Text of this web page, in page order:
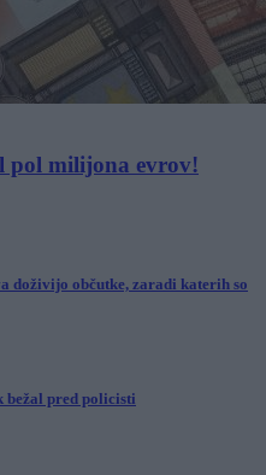
pol milijona evrov!
doživijo občutke, zaradi katerih so
bežal pred policisti